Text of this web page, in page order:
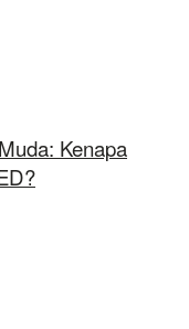
Kenapa